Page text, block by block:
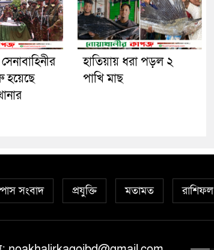
হয়েছে
হাতিয়ায় ধরা পড়ল ২
পাখি মাছ
সংবাদ প্রযুক্তি মতামত রাশিফল